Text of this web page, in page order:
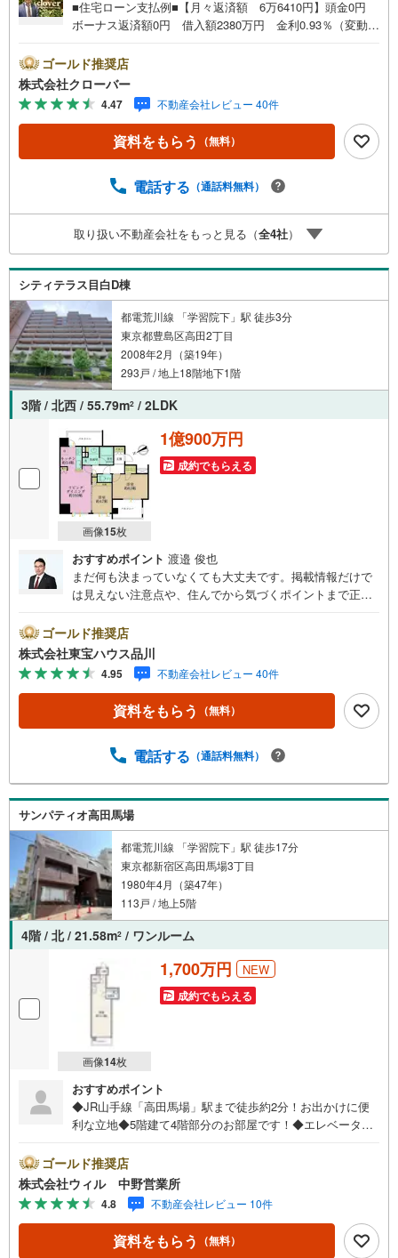
■住宅ローン支払例■【月々返済額 6万6410円】頭金0円
ボーナス返済額0円 借入額2380万円 金利0.93％（変動金
R山手線「高田馬場」駅徒歩3分、東西線や都営新宿線も利
用可能です。近隣は駅前のため、飲食店含むお店が多く点
在しており買い物も大変便利です。建物は1974年3月に施
工されたSRC造14階建て総戸数185戸の大型レジデンス。
管理は日本ハウズイングに委託しており、2024年に大規模
修繕工事実施済み。エントランス改修工事、玄関ドアサッ
ローンが心配■買う方が得なの？■分からない事、何でもご
日…日程・時間はいつでも調整可能。ご指定の場所にお車
でお迎えに上がります。■不動産購入のご相談も随時開催
中！■ ○住宅ローンのご相談 ○買換えのご相談 ○ご自宅
査定のご相談 ○弊社買取も行っております！
ゴールド推奨店
株式会社クローバー
4.47 不動産会社レビュー 40件
資料をもらう （無料）
電話する （通話料無料）
取り扱い不動産会社をもっと見る（全4社）
シティテラス目白D棟
都電荒川線 「学習院下」駅 徒歩3分
東京都豊島区高田2丁目
2008年2月（築19年）
293戸 / 地上18階地下1階
3階 / 北西 / 55.79m2 / 2LDK
画像15枚
1億900万円
成約でもらえる
おすすめポイント 渡邉 俊也
まだ何も決まっていなくても大丈夫です。掲載情報だけで
は見えない注意点や、住んでから気づくポイントまで正直
とも包み隠さずお伝えし、「納得して選ぶ」ためのサポー
トを大切にしています。現地でしか分からないリアルな情
報も含めて、一緒に後悔しない住まい探しを進めていきま
しょう。まずはお気軽にご相談ください。【Yahoo！ 不動
産キャンペーン対象店舗】当店で物件を成約するとPayPay
ボーナスライトがもらえる「Yahoo！ 不動産 物件ご成約キ
予約をする」ボタンからお問い合わせください。※必ずYah
スライトは出金と譲渡はできません。ご案内・詳細な資料
のご請求はお気軽にどうぞ♪お電話でのお問い合わせも常
時受け付けております！お気軽にお問い合わせください。
ゴールド推奨店
株式会社東宝ハウス品川
4.95 不動産会社レビュー 40件
資料をもらう （無料）
電話する （通話料無料）
サンパティオ高田馬場
都電荒川線 「学習院下」駅 徒歩17分
東京都新宿区高田馬場3丁目
1980年4月（築47年）
113戸 / 地上5階
4階 / 北 / 21.58m2 / ワンルーム
画像14枚
1,700万円 NEW
成約でもらえる
おすすめポイント
◆JR山手線「高田馬場」駅まで徒歩約2分！お出かけに便
利な立地◆5階建て4階部分のお部屋です！◆エレベーター
すめ！ゆとりのあるワンルームタイプのレイアウト！◆収
納が設けられており、お部屋のスペースを有効的に使えま
す◆光熱費の管理がしやすいオール電化マンション◆防犯
カメラ導入済み、防犯性が高められています◆「ピーコッ
クストア（高田馬場店）」まで徒歩約4分と、日々のお買い
物に便利な立地！◆立地を活かし、事務所としてもご利用
ゴールド推奨店
株式会社ウィル 中野営業所
4.8 不動産会社レビュー 10件
資料をもらう （無料）